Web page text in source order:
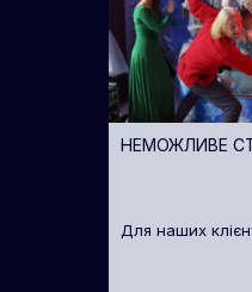
НЕМОЖЛИВЕ
Для наших